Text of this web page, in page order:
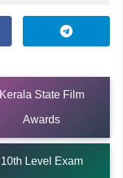
Kerala State Film
Awards
10th Level Exam